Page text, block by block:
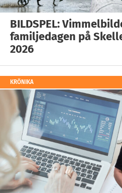
BILDSPEL:
familjedagen på
2026
KRÖNIKA